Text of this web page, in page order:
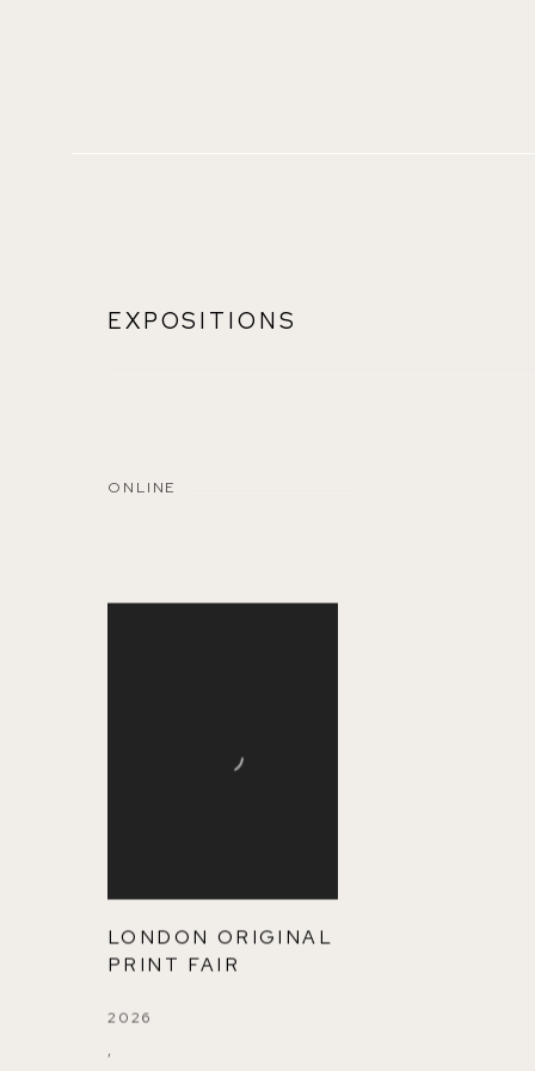
EXPOSITIONS
ONLINE
LONDON ORIGINAL
PRINT FAIR
2026
,